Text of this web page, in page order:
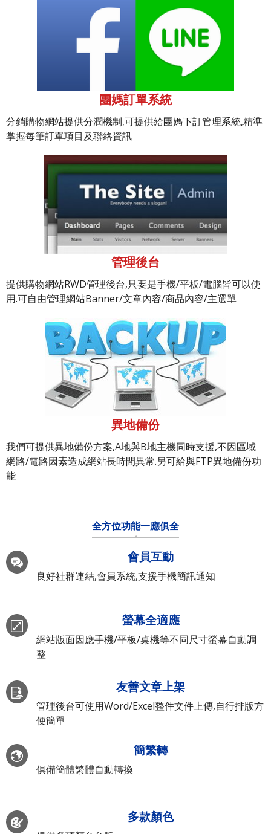
團媽訂單系統
分銷購物網站提供分潤機制,可提供給團媽下訂管理系統,精準
掌握每筆訂單項目及聯絡資訊
管理後台
提供購物網站RWD管理後台,只要是手機/平板/電腦皆可以使
用.可自由管理網站Banner/文章內容/商品內容/主選單
異地備份
我們可提供異地備份方案,A地與B地主機同時支援,不因區域
網路/電路因素造成網站長時間異常.另可給與FTP異地備份功
能
全方位功能一應俱全
會員互動
良好社群連結,會員系統,支援手機簡訊通知
螢幕全適應
網站版面因應手機/平板/桌機等不同尺寸螢幕自動調
整
友善文章上架
管理後台可使用Word/Excel整件文件上傳,自行排版方
便簡單
簡繁轉
俱備簡體繁體自動轉換
多款顏色